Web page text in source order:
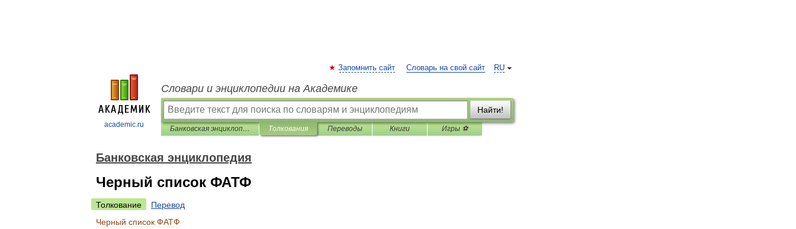
academic.ru
RU
Запомнить сайт Словарь на свой сайт
Словари и энциклопедии на Академике
Найти!
Банковская энциклопедия Толкования Переводы Книги Игры ⚽
Банковская энциклопедия
Черный список ФАТФ
Толкование
Перевод
Черный список ФАТФ